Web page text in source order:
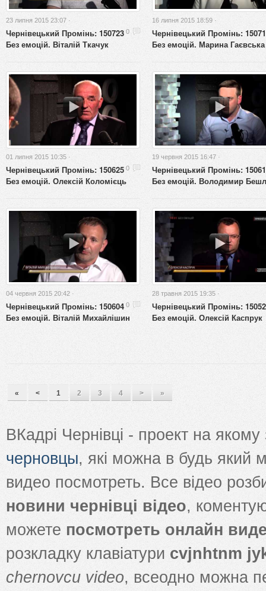
23 липня 2015 23:07 ·
0
Чернівецький Промінь: 150723
Без емоцій. Віталій Ткачук
16 липня 2015 18:59 ·
Чернівецький Промінь:
Без емоцій. Марина Гаєвська
01 липня 2015 10:35 ·
0
Чернівецький Промінь: 150625
Без емоцій. Олексій Коломієць
19 червня 2015 16:47 ·
Чернівецький Промінь:
Без емоцій. Володимир
04 червня 2015 20:42 ·
0
Чернівецький Промінь: 150604
Без емоцій. Віталій Михайлішин
28 травня 2015 19:35 ·
Чернівецький Промінь:
Без емоцій. Олексій Каспрук
« < 1 2 3 4 > »
ВКадрі Чернівці - проект на
черновцы, які можна в будь який
видео посмотреть. Все відео
новини чернівці відео,
можете посмотреть онлайн
розкладку клавіатури cvjnhtnm
chernovcu video, всеодно можна